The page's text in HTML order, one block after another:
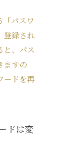
「パスワ
登録され
と、パス
ますの
ードを再
ドは変